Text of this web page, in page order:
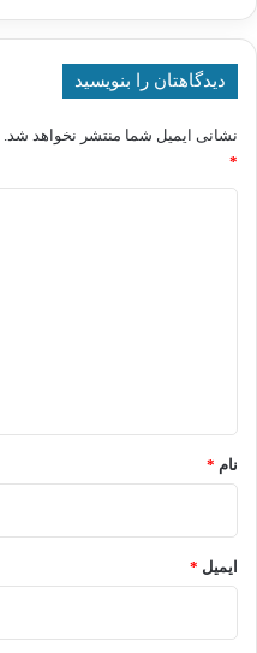
دیدگاهتان را بنویسید
نشانی ایمیل شما منتشر نخواهد شد.
*
نام *
ایمیل *